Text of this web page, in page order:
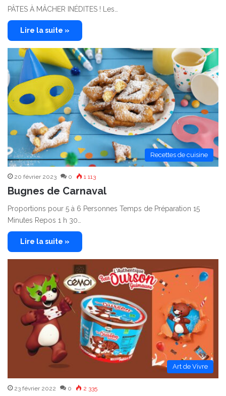
PÂTES À MÂCHER INÉDITES ! Les…
Lire la suite »
Recettes de cuisine
20 février 2023 0 1 113
Bugnes de Carnaval
Proportions pour 5 à 6 Personnes Temps de Préparation 15
Minutes Repos 1 h 30…
Lire la suite »
Art de Vivre
23 février 2022 0 2 335